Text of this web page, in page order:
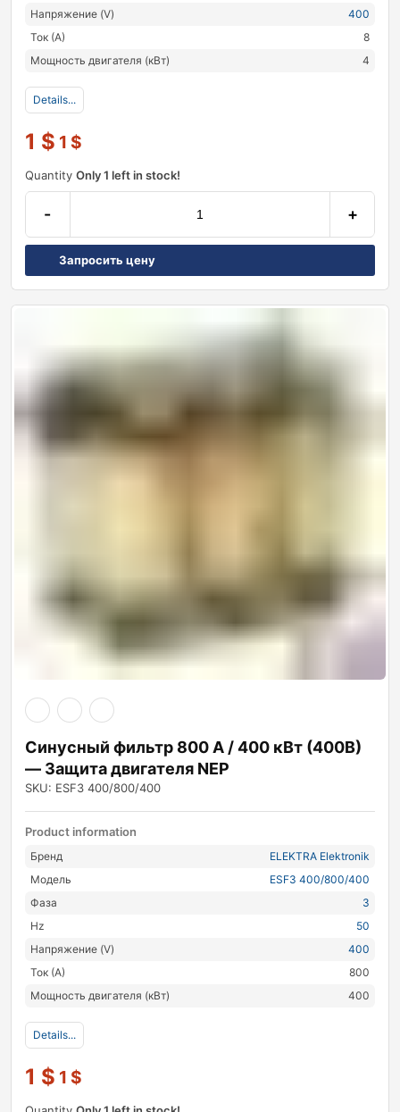
Напряжение (V)
400
Ток (А)
8
Мощность двигателя (кВт)
4
Details...
1 $ 1 $
Quantity Only 1 left in stock!
- +
Запросить цену
Синусный фильтр 800 А / 400 кВт (400В)
— Защита двигателя NEP
SKU: ESF3 400/800/400
Product information
Бренд
ELEKTRA Elektronik
Модель
ESF3 400/800/400
Фаза
3
Hz
50
Напряжение (V)
400
Ток (А)
800
Мощность двигателя (кВт)
400
Details...
1 $ 1 $